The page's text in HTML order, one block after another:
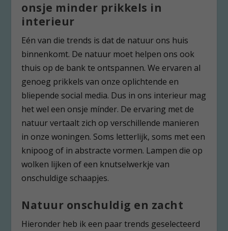
onsje minder prikkels in
interieur
Eén van die trends is dat de natuur ons huis
binnenkomt. De natuur moet helpen ons ook
thuis op de bank te ontspannen. We ervaren al
genoeg prikkels van onze oplichtende en
bliepende social media. Dus in ons interieur mag
het wel een onsje mínder. De ervaring met de
natuur vertaalt zich op verschillende manieren
in onze woningen. Soms letterlijk, soms met een
knipoog of in abstracte vormen. Lampen die op
wolken lijken of een knutselwerkje van
onschuldige schaapjes.
Natuur onschuldig en zacht
Hieronder heb ik een paar trends geselecteerd